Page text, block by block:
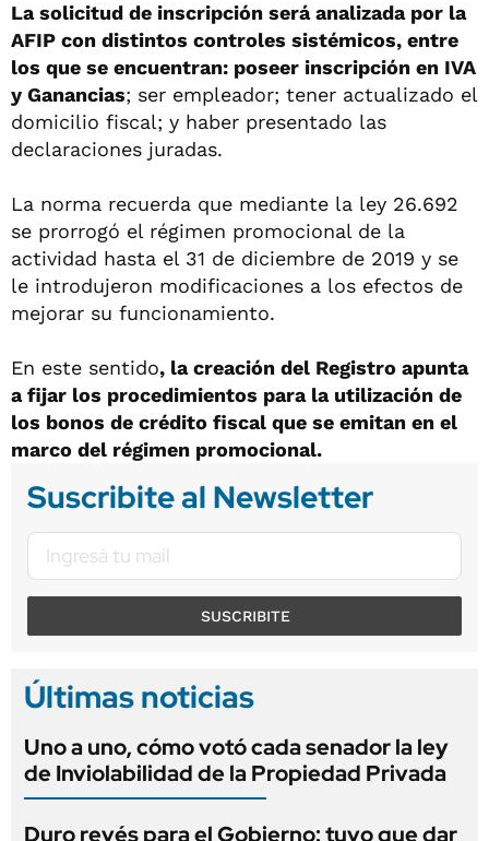
La solicitud de inscripción será analizada por la
AFIP con distintos controles sistémicos, entre
los que se encuentran: poseer inscripción en IVA
y Ganancias; ser empleador; tener actualizado el
domicilio fiscal; y haber presentado las
declaraciones juradas.
La norma recuerda que mediante la ley 26.692
se prorrogó el régimen promocional de la
actividad hasta el 31 de diciembre de 2019 y se
le introdujeron modificaciones a los efectos de
mejorar su funcionamiento.
En este sentido, la creación del Registro apunta
a fijar los procedimientos para la utilización de
los bonos de crédito fiscal que se emitan en el
marco del régimen promocional.
Suscribite al Newsletter
SUSCRIBITE
Últimas noticias
Uno a uno, cómo votó cada senador la ley
de Inviolabilidad de la Propiedad Privada
Duro revés para el Gobierno: tuvo que dar